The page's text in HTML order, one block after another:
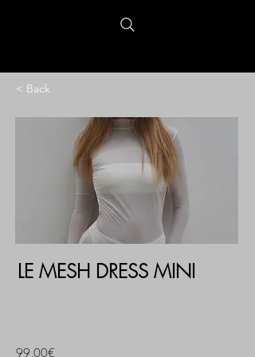
< Back
LE MESH DRESS MINI
99,00€